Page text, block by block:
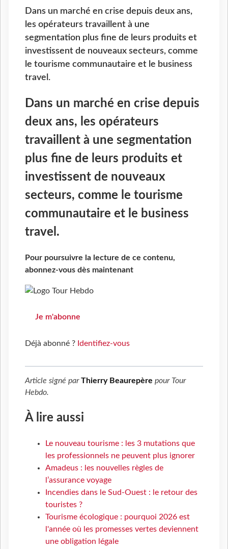
Dans un marché en crise depuis deux ans,
les opérateurs travaillent à une
segmentation plus fine de leurs produits et
investissent de nouveaux secteurs, comme
le tourisme communautaire et le business
travel.
Dans un marché en crise depuis
deux ans, les opérateurs
travaillent à une segmentation
plus fine de leurs produits et
investissent de nouveaux
secteurs, comme le tourisme
communautaire et le business
travel.
Pour poursuivre la lecture de ce contenu,
abonnez-vous dès maintenant
Je m'abonne
Déjà abonné ? Identifiez-vous
Article signé parThierry Beaurepère pour Tour
Hebdo.
À lire aussi
Le nouveau tourisme : les 3 mutations que
les professionnels ne peuvent plus ignorer
Amadeus : les nouvelles règles de
l’assurance voyage
Incendies dans le Sud-Ouest : le retour des
touristes ?
Tourisme écologique : pourquoi 2026 est
l'année où les promesses vertes deviennent
une obligation légale